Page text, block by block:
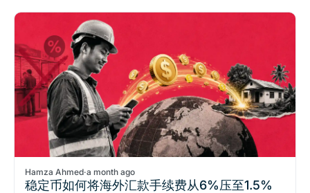
Hamza Ahmed·a month ago
稳定币如何将海外汇款手续费从6%压至1.5%